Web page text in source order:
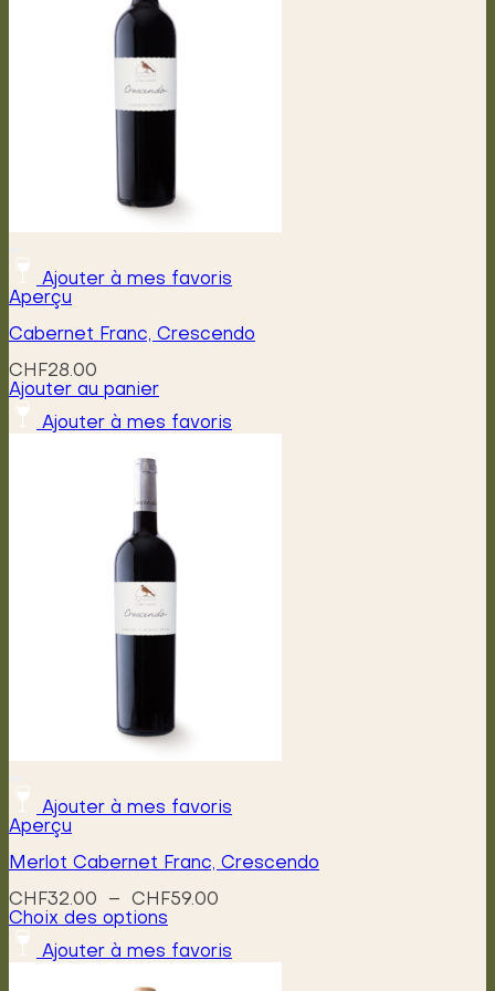
Ajouter à mes favoris
Aperçu
Cabernet Franc, Crescendo
CHF28.00
Ajouter au panier
Ajouter à mes favoris
Ajouter à mes favoris
Aperçu
Merlot Cabernet Franc, Crescendo
CHF32.00 – CHF59.00
CHF32.00
Choix des options
Ce
produitAjouter à mes favoris